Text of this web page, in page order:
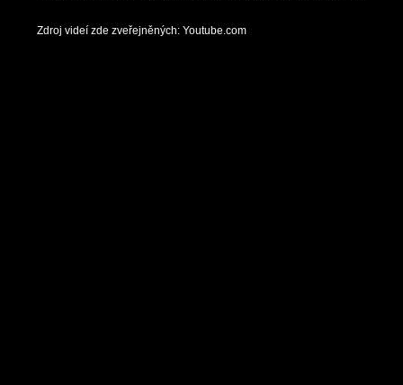
Zdroj videí zde zveřejněných: Youtube.com